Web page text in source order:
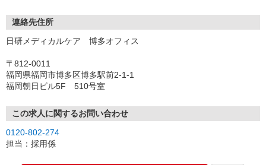
連絡先住所
日研メディカルケア 博多オフィス
〒812-0011
福岡県福岡市博多区博多駅前2-1-1
福岡朝日ビル5F 510号室
この求人に関するお問い合わせ
0120-802-274
担当：採用係